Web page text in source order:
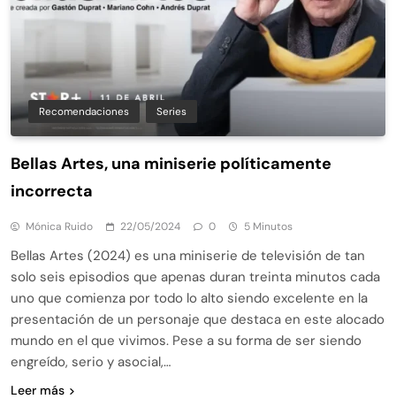
Recomendaciones Series
Bellas Artes, una miniserie políticamente
incorrecta
Mónica Ruido 22/05/2024 0 5 Minutos
Bellas Artes (2024) es una miniserie de televisión de tan
solo seis episodios que apenas duran treinta minutos cada
uno que comienza por todo lo alto siendo excelente en la
presentación de un personaje que destaca en este alocado
mundo en el que vivimos. Pese a su forma de ser siendo
engreído, serio y asocial,…
Leer más